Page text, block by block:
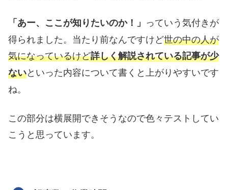
「あー、ここが知りたいのか！」 っていう気付きが
得られました。当たり前なんですけど世の中の人が
気になっているけど詳しく解説されている記事が少
ないといった内容について書くと上がりやすいです
ね。
この部分は横展開できそうなので色々テストしてい
こうと思っています。